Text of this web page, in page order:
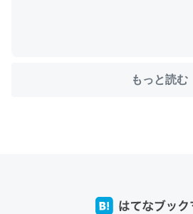
ちょうど同じ理由でEcho Show 8を
もっと読む